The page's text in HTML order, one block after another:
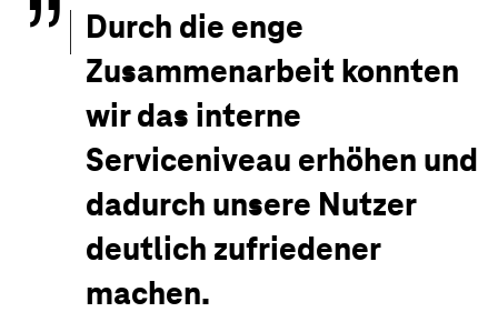
Durch die enge
Zusammenarbeit konnten
wir das interne
Serviceniveau erhöhen und
dadurch unsere Nutzer
deutlich zufriedener
machen.